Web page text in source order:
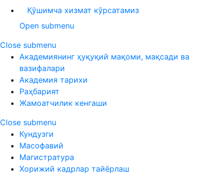
Қўшимча хизмат кўрсатамиз
Open submenu
Close submenu
Академиянинг ҳуқуқий мақоми, мақсади ва
вазифалари
Академия тарихи
Раҳбарият
Жамоатчилик кенгаши
Close submenu
Кундузги
Масофавий
Магистратура
Хорижий кадрлар тайёрлаш